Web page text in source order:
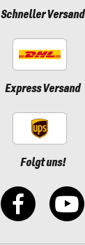
Schneller Versand
Express Versand
Folgt uns!